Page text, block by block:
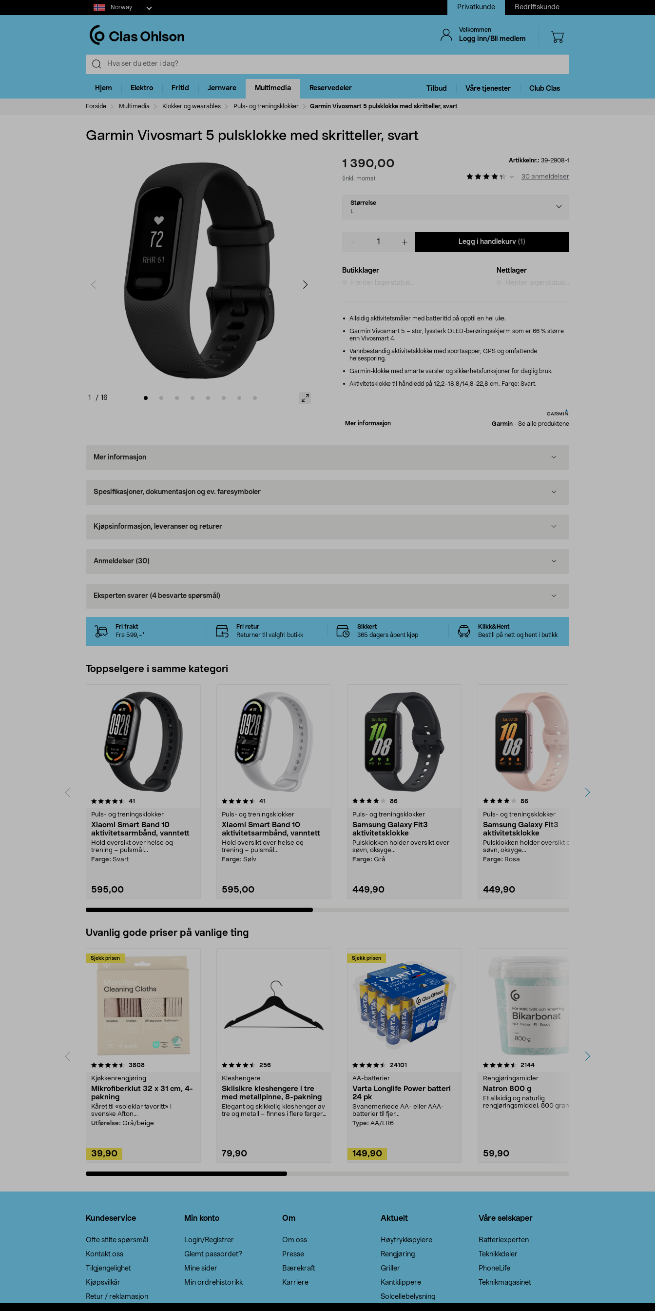
Select
market
Norway Privatkunde Bedriftskunde
Velkommen
Logg inn/Bli medlem
Hjem Elektro Fritid Jernvare Multimedia Reservedeler Tilbud Våre tjenester Club Clas
Forside Multimedia Klokker og wearables Puls- og treningsklokker Garmin Vivosmart 5 pulsklokke med skritteller, svart
Garmin Vivosmart 5 pulsklokke med skritteller, svart
1 / 16
1 390,00
(inkl. moms)
Artikkelnr.: 39-2908-1
30 anmeldelser
Select
variant
Størrelse
Legg i handlekurv (1)
Butikklager
Henter lagerstatus...
Nettlager
Henter lagerstatus...
Allsidig aktivitetsmåler med batteritid på opptil en hel uke.
Garmin Vivosmart 5 – stor, lyssterk OLED-berøringsskjerm som er 66 % større
enn Vivosmart 4.
Vannbestandig aktivitetsklokke med sportsapper, GPS og omfattende
helsesporing.
Garmin-klokke med smarte varsler og sikkerhetsfunksjoner for daglig bruk.
Aktivitetsklokke til håndledd på 12,2–18,8/14,8-22,8 cm. Farge: Svart.
Mer informasjon Garmin - Se alle produktene
Mer informasjon
Spesifikasjoner, dokumentasjon og ev. faresymboler
Kjøpsinformasjon, leveranser og returer
Anmeldelser (30)
Eksperten svarer (4 besvarte spørsmål)
Fri frakt
Fra 599,–*
Fri retur
Returner til valgfri butikk
Sikkert
365 dagers åpent kjøp
Klikk&Hent
Bestill på nett og hent i butikk
Toppselgere i samme kategori
41
Puls- og treningsklokker
Xiaomi Smart Band 10
aktivitetsarmbånd, vanntett
Hold oversikt over helse og
trening – pulsmål...
Farge: Svart
595,00
4.5 av 5 stjerner 41
Puls- og treningsklokker
Xiaomi Smart Band 10
aktivitetsarmbånd, vanntett
Hold oversikt over helse og
trening – pulsmål...
Farge: Sølv
595,00
4.0 av 5 stjerner 86anmeldelser
Puls- og treningsklokker
Samsung Galaxy Fit3
aktivitetsklokke
Pulsklokken holder oversikt over
søvn, oksyge...
Farge: Grå
449,90
4.0 av 5 stjerner 86anmeldelser
Puls- og treningsklokker
Samsung Galaxy Fit3
aktivitetsklokke
Pulsklokken holder oversikt over
søvn, oksyge...
Farge: Rosa
449,90
4.5 av 5 stjerner
Uvanlig gode priser på vanlige ting
Sjekk prisen
3808anmeldelser
Kjøkkenrengjøring
Mikrofiberklut 32 x 31 cm, 4-
pakning
Kåret til «soleklar favoritt» i
svenske Afton...
Utførelse: Grå/beige
39,90
4.5av 5 stjerner 256anmeldelser
Kleshengere
Sklisikre kleshengere i tre
med metallpinne, 8-pakning
Elegant og skikkelig kleshenger av
tre og metall – finnes i flere farger.
79,90
Sjekk prisen
4.5av 5 stjerner 24101
AA-batterier
Varta Longlife Power batteri
24 pk
Svanemerkede AA- eller AAA-
batterier til fjer...
Type: AA/LR6
149,90
4.5av 5 stjerner 2144anmeldelser
Rengjøringsmidler
Natron 800 g
Et allsidig og naturlig
rengjøringsmiddel. 800 gram
59,90
4.0av 5 stjerner
Kundeservice
Ofte stilte spørsmål
Kontakt oss
Tilgjengelighet
Kjøpsvilkår
Retur / reklamasjon
Min konto
Login/Registrer
Glemt passordet?
Mine sider
Min ordrehistorikk
Om
Om oss
Presse
Bærekraft
Karriere
Aktuelt
Høytrykkspylere
Rengjøring
Griller
Kantklippere
Solcellebelysning
Våre selskaper
Batteriexperten
Teknikkdeler
PhoneLife
Teknikmagasinet